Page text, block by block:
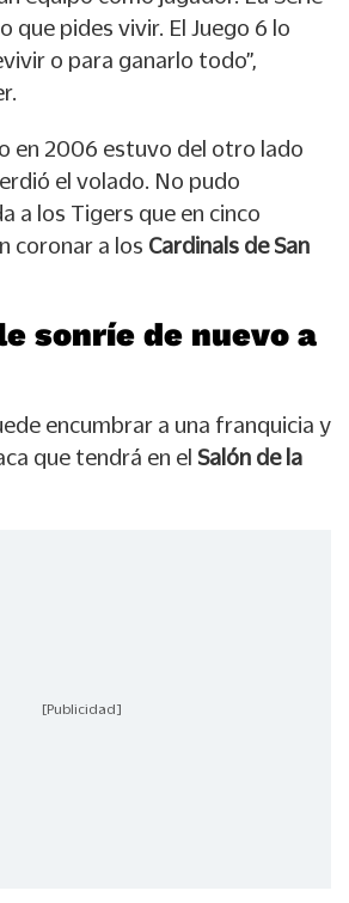
que pides vivir. El Juego 6 lo
o para ganarlo todo”,
en 2006 estuvo del otro lado
el volado. No pudo
a los Tigers que en cinco
coronar a los Cardinals de San
sonríe de nuevo a
encumbrar a una franquicia y
que tendrá en el Salón de la
[Publicidad]